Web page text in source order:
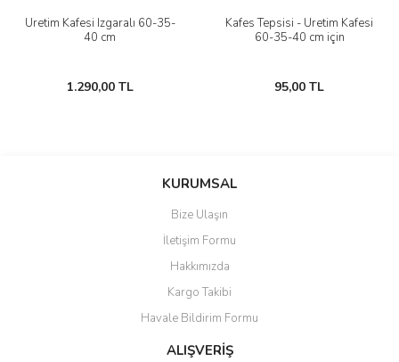
Üretim Kafesi Izgaralı 60-35-
40 cm
1.290,00 TL
Kafes Tepsisi - Üretim Kafesi
60-35-40 cm için
95,00 TL
KURUMSAL
Bize Ulaşın
İletişim Formu
Hakkımızda
Kargo Takibi
Havale Bildirim Formu
ALIŞVERİŞ